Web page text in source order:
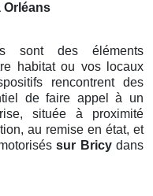
Orléans
sont des éléments
habitat ou vos locaux
rencontrent des
de faire appel à un
située à proximité
au remise en état, et
sur Bricy dans